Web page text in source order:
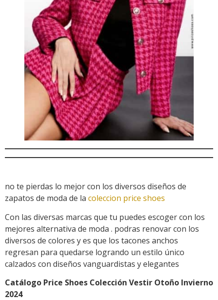
no te pierdas lo mejor con los diversos diseños de
zapatos de moda de la coleccion price shoes
Con las diversas marcas que tu puedes escoger con los
mejores alternativa de moda . podras renovar con los
diversos de colores y es que los tacones anchos
regresan para quedarse logrando un estilo único
calzados con diseños vanguardistas y elegantes
Catálogo Price Shoes Colección Vestir Otoño Invierno
2024